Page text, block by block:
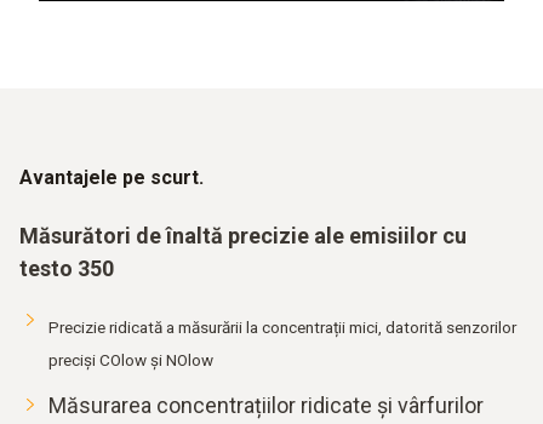
Avantajele pe scurt.
Măsurători de înaltă precizie ale emisiilor cu
testo 350
Precizie ridicată a măsurării la concentrații mici, datorită senzorilor
preciși COlow și NOlow
Măsurarea concentrațiilor ridicate și vârfurilor